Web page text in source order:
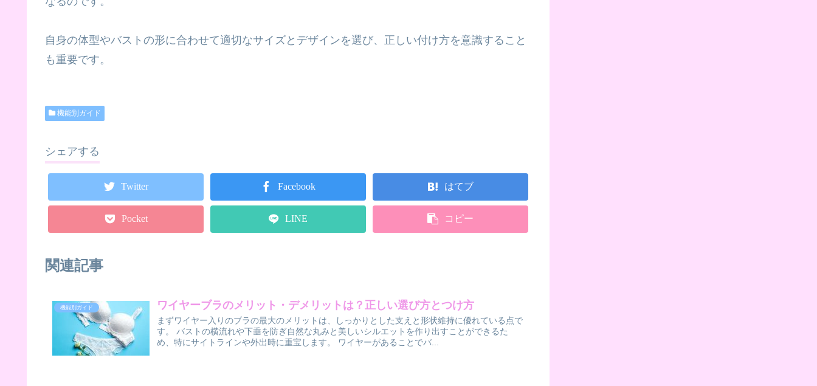
自身の体型やバストの形に合わせて適切なサイズとデザインを選び、正しい付け方を意識すること
も重要です。
機能別ガイド
シェアする
Twitter Facebook はてブ
Pocket LINE コピー
関連記事
機能別ガイド ワイヤーブラのメリット・デメリットは？正しい選び方とつけ方
まずワイヤー入りのブラの最大のメリットは、しっかりとした支えと形状維持に優れている点で
す。 バストの横流れや下垂を防ぎ自然な丸みと美しいシルエットを作り出すことができるた
め、特にサイトラインや外出時に重宝します。 ワイヤーがあることでバ...